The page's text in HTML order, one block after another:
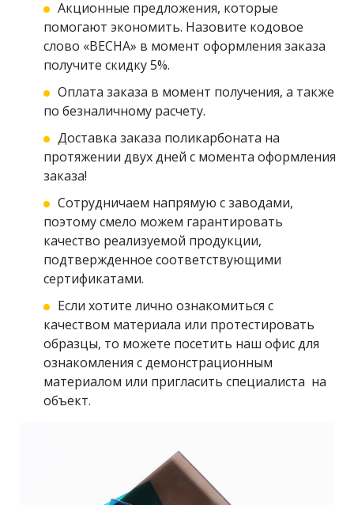
Акционные предложения, которые
помогают экономить. Назовите кодовое
слово «ВЕСНА» в момент оформления заказа
получите скидку 5%.
Оплата заказа в момент получения, а также
по безналичному расчету.
Доставка заказа поликарбоната на
протяжении двух дней с момента оформления
заказа!
Сотрудничаем напрямую с заводами,
поэтому смело можем гарантировать
качество реализуемой продукции,
подтвержденное соответствующими
сертификатами.
Если хотите лично ознакомиться с
качеством материала или протестировать
образцы, то можете посетить наш офис для
ознакомления с демонстрационным
материалом или пригласить специалиста на
объект.